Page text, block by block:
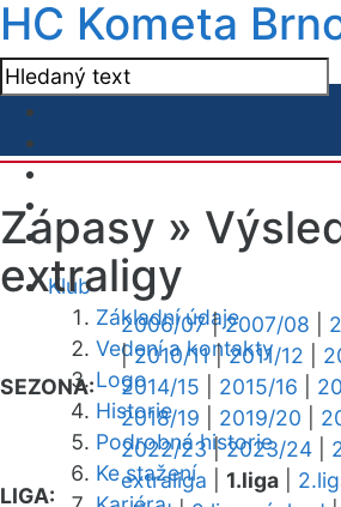
HC Kometa
Klub
Základní údaje
Vedení a kontakty
Logo
Historie
Podrobná historie
Ke stažení
Zápasy »
extraligy
SEZONA:
2006/07|2007/08
|2010/11|2011/12
2014/15
2015/16
2018/19
2019/20
2022/23|2023/24
LIGA:
extraliga 1.liga